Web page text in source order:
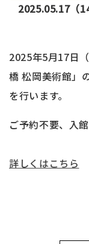
2025.05.17（
2025年5月17日
橋 松岡美術館」
を行います。
ご予約不要、入
詳しくはこちら